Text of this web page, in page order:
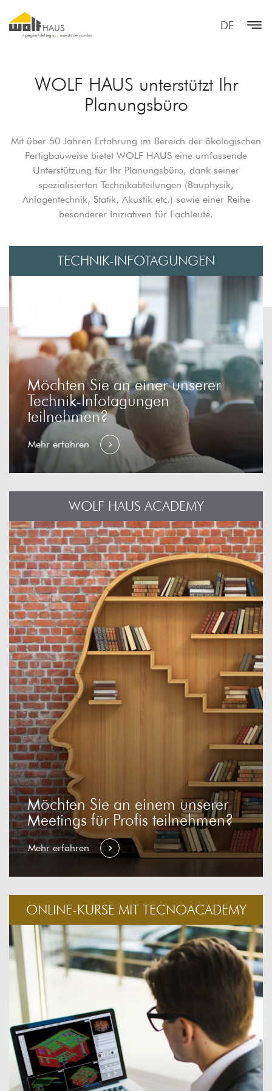
DE
WOLF HAUS unterstützt Ihr
Planungsbüro
Mit über 50 Jahren Erfahrung im Bereich der ökologischen
Fertigbauweise bietet WOLF HAUS eine umfassende
Unterstützung für Ihr Planungsbüro, dank seiner
spezialisierten Technikabteilungen (Bauphysik,
Anlagentechnik, Statik, Akustik etc.) sowie einer Reihe
besonderer Iniziativen für Fachleute.
TECHNIK-INFOTAGUNGEN
Möchten Sie an einer unserer
Technik-Infotagungen
teilnehmen?
Mehr erfahren
WOLF HAUS ACADEMY
Möchten Sie an einem unserer
Meetings für Profis teilnehmen?
Mehr erfahren
ONLINE-KURSE MIT TECNOACADEMY